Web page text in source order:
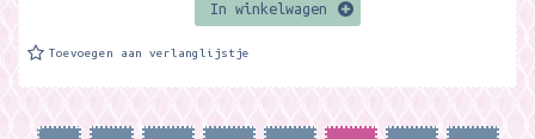
In winkelwagen
Toevoegen aan verlanglijstje